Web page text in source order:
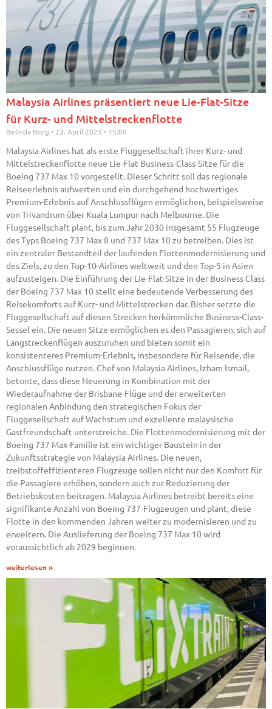
Malaysia Airlines präsentiert neue Lie-Flat-Sitze
für Kurz- und Mittelstreckenflotte
Belinda Borg 23. April 2025 15:00
Malaysia Airlines hat als erste Fluggesellschaft ihrer Kurz- und
Mittelstreckenflotte neue Lie-Flat-Business-Class-Sitze für die
Boeing 737 Max 10 vorgestellt. Dieser Schritt soll das regionale
Reiseerlebnis aufwerten und ein durchgehend hochwertiges
Premium-Erlebnis auf Anschlussflügen ermöglichen, beispielsweise
von Trivandrum über Kuala Lumpur nach Melbourne. Die
Fluggesellschaft plant, bis zum Jahr 2030 insgesamt 55 Flugzeuge
des Typs Boeing 737 Max 8 und 737 Max 10 zu betreiben. Dies ist
ein zentraler Bestandteil der laufenden Flottenmodernisierung und
des Ziels, zu den Top-10-Airlines weltweit und den Top-5 in Asien
aufzusteigen. Die Einführung der Lie-Flat-Sitze in der Business Class
der Boeing 737 Max 10 stellt eine bedeutende Verbesserung des
Reisekomforts auf Kurz- und Mittelstrecken dar. Bisher setzte die
Fluggesellschaft auf diesen Strecken herkömmliche Business-Class-
Sessel ein. Die neuen Sitze ermöglichen es den Passagieren, sich auf
Langstreckenflügen auszuruhen und bieten somit ein
konsistenteres Premium-Erlebnis, insbesondere für Reisende, die
Anschlussflüge nutzen. Chef von Malaysia Airlines, Izham Ismail,
betonte, dass diese Neuerung in Kombination mit der
Wiederaufnahme der Brisbane-Flüge und der erweiterten
regionalen Anbindung den strategischen Fokus der
Fluggesellschaft auf Wachstum und exzellente malaysische
Gastfreundschaft unterstreiche. Die Flottenmodernisierung mit der
Boeing 737 Max-Familie ist ein wichtiger Baustein in der
Zukunftsstrategie von Malaysia Airlines. Die neuen,
treibstoffeffizienteren Flugzeuge sollen nicht nur den Komfort für
die Passagiere erhöhen, sondern auch zur Reduzierung der
Betriebskosten beitragen. Malaysia Airlines betreibt bereits eine
signifikante Anzahl von Boeing 737-Flugzeugen und plant, diese
Flotte in den kommenden Jahren weiter zu modernisieren und zu
erweitern. Die Auslieferung der Boeing 737 Max 10 wird
voraussichtlich ab 2029 beginnen.
weiterlesen »